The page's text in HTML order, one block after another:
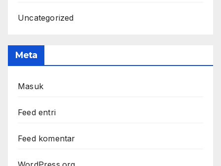
Uncategorized
Meta
Masuk
Feed entri
Feed komentar